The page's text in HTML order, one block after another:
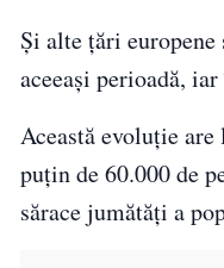
Și alte țări
aceeași perioadă,
Această evoluție
puțin de 60.000 de
sărace jumătăți a